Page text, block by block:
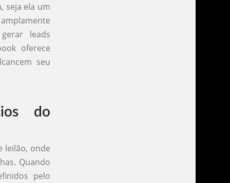
seja ela um
leads
oferece
seu
do
leilão, onde
Quando
pelo